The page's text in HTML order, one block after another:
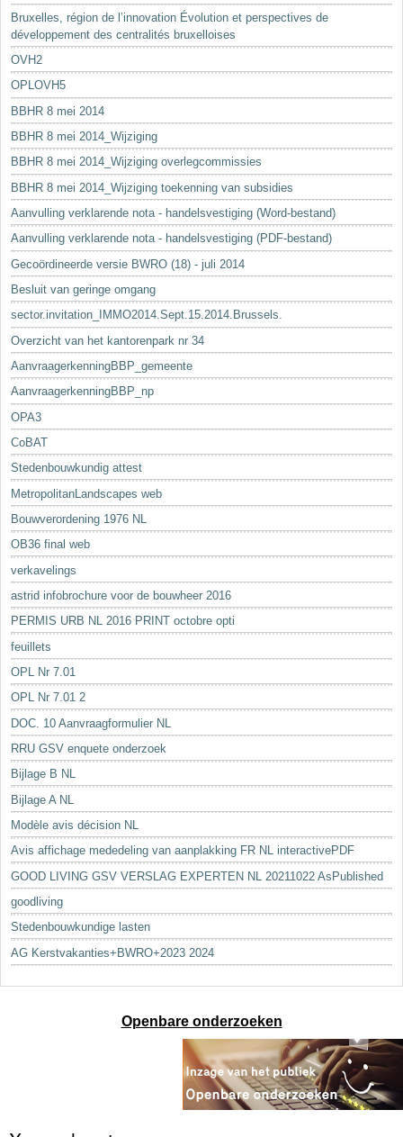
Bruxelles, région de l’innovation Évolution et perspectives de
développement des centralités bruxelloises
OVH2
OPLOVH5
BBHR 8 mei 2014
BBHR 8 mei 2014_Wijziging
BBHR 8 mei 2014_Wijziging overlegcommissies
BBHR 8 mei 2014_Wijziging toekenning van subsidies
Aanvulling verklarende nota - handelsvestiging (Word-bestand)
Aanvulling verklarende nota - handelsvestiging (PDF-bestand)
Gecoördineerde versie BWRO (18) - juli 2014
Besluit van geringe omgang
sector.invitation_IMMO2014.Sept.15.2014.Brussels.
Overzicht van het kantorenpark nr 34
AanvraagerkenningBBP_gemeente
AanvraagerkenningBBP_np
OPA3
CoBAT
Stedenbouwkundig attest
MetropolitanLandscapes web
Bouwverordening 1976 NL
OB36 final web
verkavelings
astrid infobrochure voor de bouwheer 2016
PERMIS URB NL 2016 PRINT octobre opti
feuillets
OPL Nr 7.01
OPL Nr 7.01 2
DOC. 10 Aanvraagformulier NL
RRU GSV enquete onderzoek
Bijlage B NL
Bijlage A NL
Modèle avis décision NL
Avis affichage mededeling van aanplakking FR NL interactivePDF
GOOD LIVING GSV VERSLAG EXPERTEN NL 20211022 AsPublished
goodliving
Stedenbouwkundige lasten
AG Kerstvakanties+BWRO+2023 2024
Openbare onderzoeken